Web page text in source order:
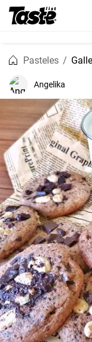
Pasteles
Angelika